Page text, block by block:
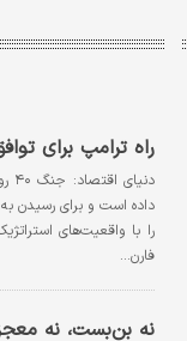
راه ترامپ برای
داده است و برای رسیدن
را با واقعیت‌های
فارن…
نه بن‌بست، نه